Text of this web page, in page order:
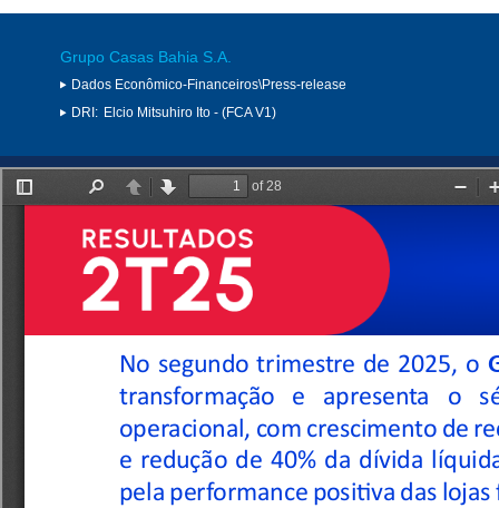
Grupo Casas Bahia S.A.
Dados Econômico-Financeiros\Press-release
DRI: Elcio Mitsuhiro Ito - (FCA V1)